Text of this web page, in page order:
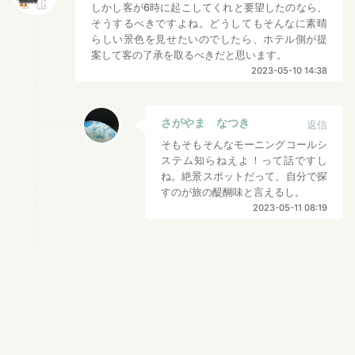
しかし客が6時に起こしてくれと要望したのなら、
そうするべきですよね。どうしてもそんなに素晴
らしい景色を見せたいのでしたら、ホテル側が提
案して客の了承を取るべきだと思います。
2023-05-10 14:38
さがやま なつき
返信
そもそもそんなモーニングコールシ
ステム知らねえよ！って話ですし
ね。絶景スポットだって、自分で探
すのが旅の醍醐味と言えるし。
2023-05-11 08:19